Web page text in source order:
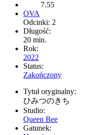
7.55
OVA
Odcinki: 2
Długość:
20 min.
Rok:
2022
Status:
Zakończony
Tytuł oryginalny:
ひみつのきち
Studio:
Queen Bee
Gatunek: